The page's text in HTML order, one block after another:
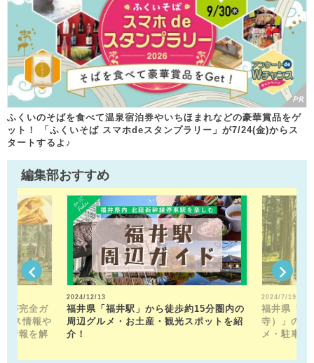
ふくいのそばを食べて温泉宿泊券やいちほまれなどの豪華賞品をゲ
ット！ 「ふくいそば スマホdeスタンプラリー」が7/24(金)からス
タートするよ♪
編集部おすすめ
が完全ガ
ス情報や
情報を解
2024/12/13
福井県「福井駅」から徒歩約15分圏内の
周辺グルメ・お土産・観光スポットを紹
介！
2024/7/19
福井県「平
寺）」の見
メ・駐車場